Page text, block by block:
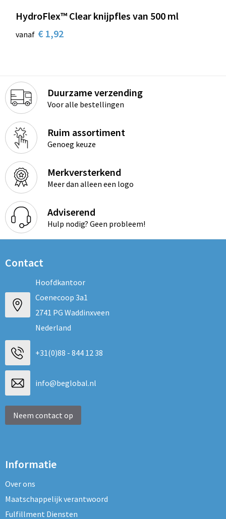
HydroFlex™ Clear knijpfles van 500 ml
vanaf € 1,92
Duurzame verzending
Voor alle bestellingen
Ruim assortiment
Genoeg keuze
Merkversterkend
Meer dan alleen een logo
Adviserend
Hulp nodig? Geen probleem!
Contact
Hoofdkantoor
Coenecoop 3a1
2741 PG Waddinxveen
Nederland
+31(0)88 - 844 12 38
info@beglobal.nl
Neem contact op
Informatie
Over ons
Maatschappelijk verantwoord
Fulfillment Diensten